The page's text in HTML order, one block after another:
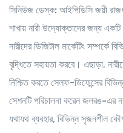
সিনিউজ ডেস্ক: আইপিডিসি জয়ী
শাখায় নারী উদ্যোক্তাদের জন্য
নারীদের ডিজিটাল মার্কেটিং সম্পর্কে
বৃদ্ধিতে সহায়তা করবে। এছাড়া,
নিশ্চিত করতে সেলফ-ডিফেন্সের
সেশনটি পরিচালনা করেন জলরঙ-এর
যথাযথ ব্যবহার, বিভিন্ন সৃজনশীল